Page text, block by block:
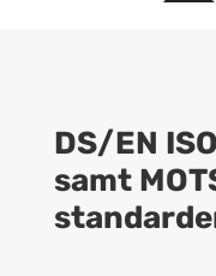
DS/EN
samt